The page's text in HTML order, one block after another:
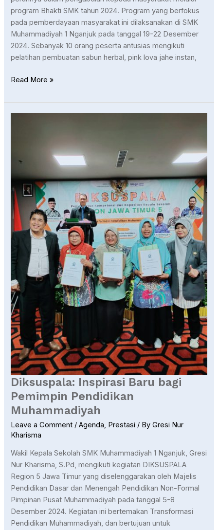
program Bhakti SMK tahun 2024. Program yang berfokus
pada pemberdayaan masyarakat ini dilaksanakan di SMK
Muhammadiyah 1 Nganjuk pada tanggal 19-22 Desember
2024. Sebanyak 10 orang peserta antusias mengikuti
pelatihan pembuatan sabun herbal, pink lova jahe instan,
Read More »
Diksuspala: Inspirasi Baru bagi
Pemimpin Pendidikan
Muhammadiyah
Leave a Comment /Agenda, Prestasi / ByGresi Nur
Kharisma
Wakil Kepala Sekolah SMK Muhammadiyah 1 Nganjuk, Gresi
Nur Kharisma, S.Pd, mengikuti kegiatan DIKSUSPALA
Region 5 Jawa Timur yang diselenggarakan oleh Majelis
Pendidikan Dasar dan Menengah Pendidikan Non-Formal
Pimpinan Pusat Muhammadiyah pada tanggal 5-8
Desember 2024. Kegiatan ini bertemakan Transformasi
Pendidikan Muhammadiyah, dan bertujuan untuk
Pemimpin
Pendidikan
Muhammadiyah